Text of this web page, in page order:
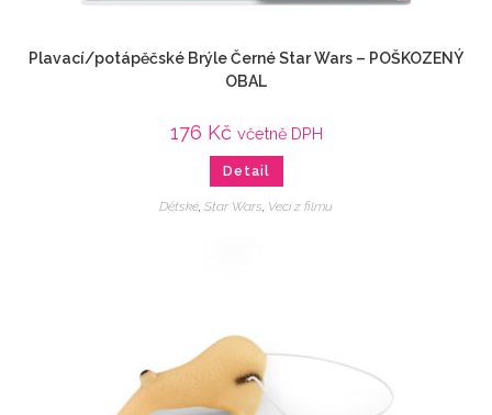
Plavací/potápěčské Brýle Černé Star Wars – POŠKOZENÝ
OBAL
176 Kč včetně DPH
Detail
Dětské Star Wars Veci z filmu